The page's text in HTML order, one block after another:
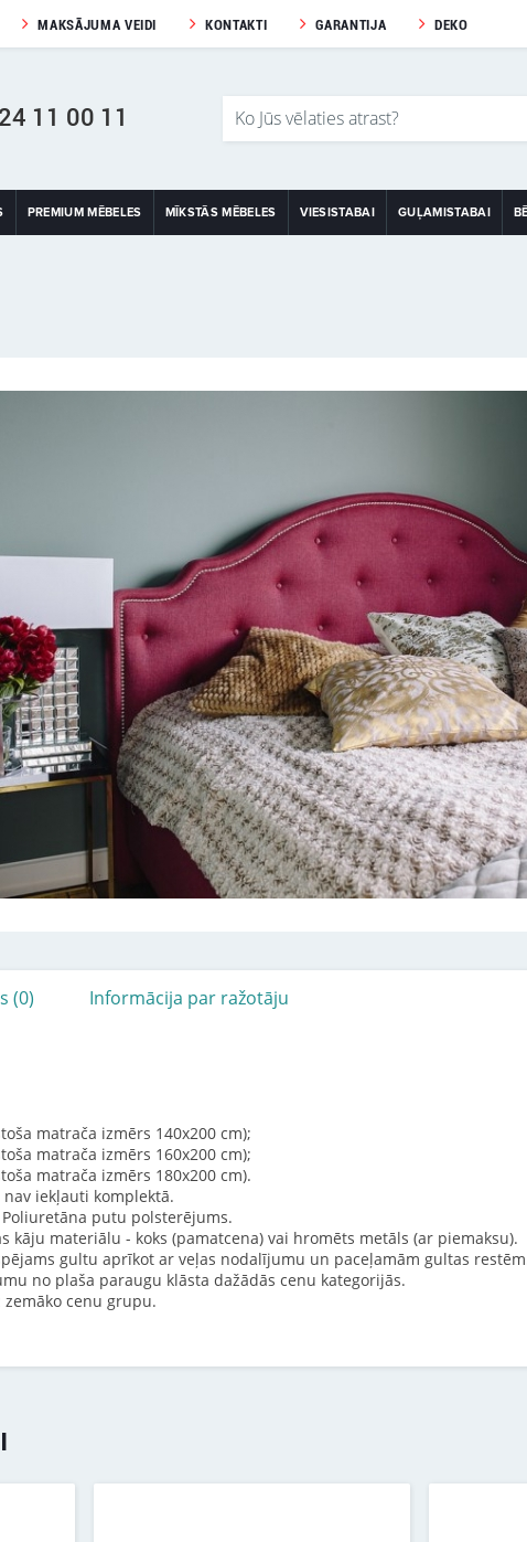
MAKSĀJUMA VEIDI KONTAKTI GARANTIJA DEKO
24 11 00 11
PREMIUM MĒBELES MĪKSTĀS MĒBELES VIESISTABAI GUĻAMISTABAI
matrača izmērs 140x200 cm);
matrača izmērs 160x200 cm);
matrača izmērs 180x200 cm).
iekļauti komplektā.
putu polsterējums.
kāju materiālu - koks (pamatcena) vai hromēts metāls (ar piemaksu).
gultu aprīkot ar veļas nodalījumu un paceļamām gultas
no plaša paraugu klāsta dažādās cenu kategorijās.
cenu grupu.
(0) Informācija par ražotāju